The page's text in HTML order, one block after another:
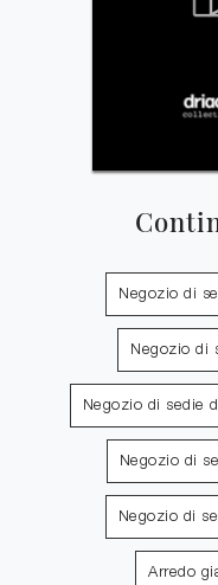
Negozio di
Negozio di
Negozio di sedie
Negozio di
Negozio di
Arredo